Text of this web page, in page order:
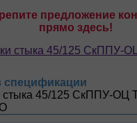
предложение
прямо здесь!
спецификации
стыка 45/125 СкППУ-